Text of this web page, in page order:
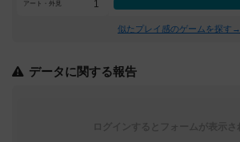
アート・外見 1
似たプレイ感のゲームを探す→
データに関する報告